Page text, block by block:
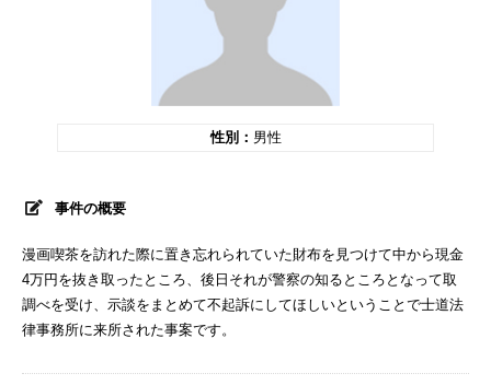
性別： 男性
事件の概要
漫画喫茶を訪れた際に置き忘れられていた財布を見つけて中から現金
4万円を抜き取ったところ、後日それが警察の知るところとなって取
調べを受け、示談をまとめて不起訴にしてほしいということで士道法
律事務所に来所された事案です。